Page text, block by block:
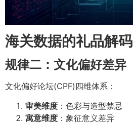
海关数据的礼品解码
规律二：文化偏好差异
文化偏好论坛(CPF)四维体系：
审美维度 ：色彩与造型禁忌
寓意维度 ：象征意义差异